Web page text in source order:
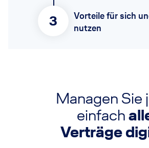
3
Vorteile für sich
nutzen
Managen Sie
einfach
Verträge